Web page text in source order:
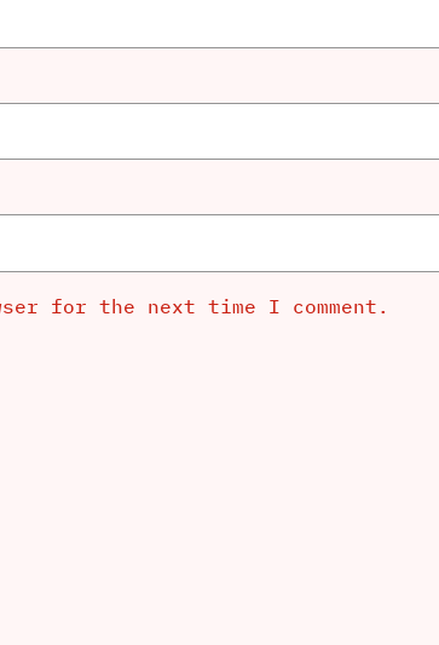
for the next time I comment.